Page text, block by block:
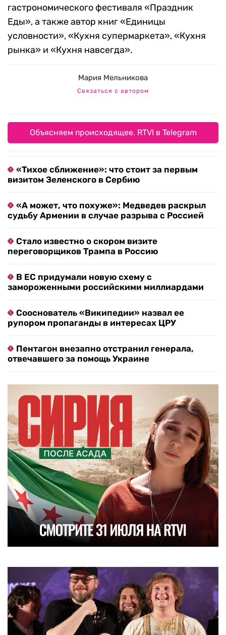
гастрономического фестиваля «Праздник
Еды», а также автор книг «Единицы
условности», «Кухня супермаркета», «Кухня
рынка» и «Кухня навсегда».
Мария Мельникова
Связаться с автором
Объясняем происходящее. RTVI в Telegram
«Тихое сближение»: что стоит за первым
визитом Зеленского в Сербию
«А может, что похуже»: Медведев раскрыл
судьбу Армении в случае разрыва с Россией
Стало известно о скором визите
переговорщиков Трампа в Россию
В ЕС придумали новую схему с
замороженными российскими миллиардами
Сооснователь «Википедии» назвал ее
рупором пропаганды в интересах ЦРУ
Пентагон внезапно отстранил генерала,
отвечавшего за помощь Украине